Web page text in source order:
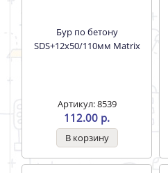
Бур по бетону
SDS+12х50/110мм Matrix
Артикул: 8539
112.00 р.